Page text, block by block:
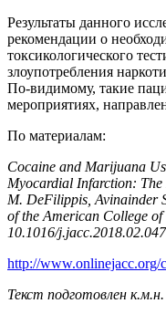
Результаты данного
рекомендации о
токсикологического
злоупотребления
По-видимому, такие
мероприятиях,
По материалам:
Cocaine and Marijuana
Myocardial Infarction:
M. DeFilippis, Avinainder
of the American College
10.1016/j.jacc.2018.02.047
http://www.onlinejacc.org/
Текст подготовлен